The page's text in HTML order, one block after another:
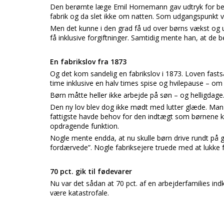
Den berømte læge Emil Hornemann gav udtryk for
fabrik og da slet ikke om natten. Som
Men det kunne i den grad få ud over børns vækst og
få inklusive forgiftninger. Samtidig mente han, at de
En fabrikslov fra 1873
Og det kom sandelig en fabrikslov i 1873. Loven
time inklusive en halv times spise og hvilepause – om
Børn måtte heller ikke arbejde på søn – og helligdage.
Den ny lov blev dog ikke mødt med lutter glæde.
fattigste havde behov for den indtægt som børnene
opdragende funktion.
Nogle mente endda, at nu skulle børn drive rundt
fordærvede”. Nogle fabriksejere truede med at lukke
70 pct. gik til fødevarer
Nu var det sådan at 70 pct. af en arbejderfamilies
være katastrofale.